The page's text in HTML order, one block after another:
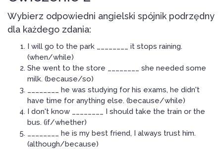
Wybierz odpowiedni angielski spójnik podrzędny
dla każdego zdania:
I will go to the park ________ it stops raining.
(when/while)
She went to the store ________ she needed some
milk. (because/so)
________ he was studying for his exams, he didn't
have time for anything else. (because/while)
I don't know ________ I should take the train or the
bus. (if/whether)
________ he is my best friend, I always trust him.
(although/because)